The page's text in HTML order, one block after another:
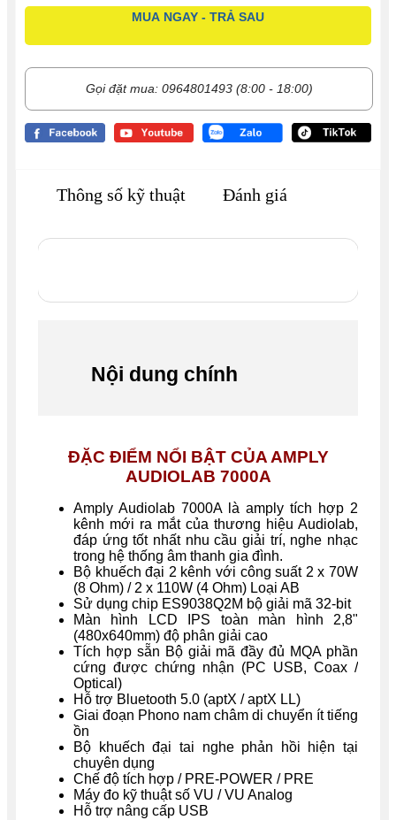
MUA NGAY - TRẢ SAU
Gọi đặt mua: 0964801493 (8:00 - 18:00)
Thông số kỹ thuật Đánh giá
Nội dung chính
ĐẶC ĐIỂM NỔI BẬT CỦA AMPLY
AUDIOLAB 7000A
Amply Audiolab 7000A là amply tích hợp 2
kênh mới ra mắt của thương hiệu Audiolab,
đáp ứng tốt nhất nhu cầu giải trí, nghe nhạc
trong hệ thống âm thanh gia đình.
Bộ khuếch đại 2 kênh với công suất 2 x 70W
(8 Ohm) / 2 x 110W (4 Ohm) Loại AB
Sử dụng chip ES9038Q2M bộ giải mã 32-bit
Màn hình LCD IPS toàn màn hình 2,8"
(480x640mm) độ phân giải cao
Tích hợp sẵn Bộ giải mã đầy đủ MQA phần
cứng được chứng nhận (PC USB, Coax /
Optical)
Hỗ trợ Bluetooth 5.0 (aptX / aptX LL)
Giai đoạn Phono nam châm di chuyển ít tiếng
ồn
Bộ khuếch đại tai nghe phản hồi hiện tại
chuyên dụng
Chế độ tích hợp / PRE-POWER / PRE
Máy đo kỹ thuật số VU / VU Analog
Hỗ trợ nâng cấp USB